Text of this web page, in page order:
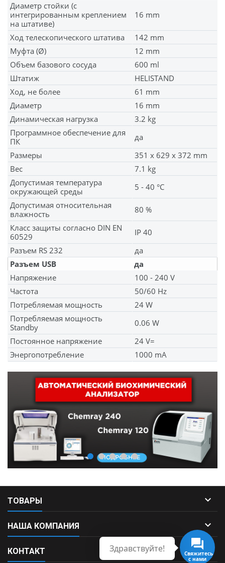
Диаметр стойки (с
интегрированным креплением
на штативе)
16 mm
Ход телескопического штатива
142 mm
Муфта (Ø)
12 mm
Объем базового сосуда
600 ml
Штатиж
HELISTAND
Ход, не более
61 mm
Диаметр
16 mm
Динамическая нагрузка
3.2 kg
Программное обеспечение для
ПК
да
Размеры
351 x 629 x 372 mm
Вес
7.1 kg
Допустимая температура
окружающей среды
5 - 40 °C
Допустимая относительная
влажность
80 %
Класс защиты согласно DIN EN
60529
IP 40
Разъем RS 232
да
Разъем USB
да
Напряжение
100 - 240 V
Частота
50/60 Hz
Потребляемая мощность
24 W
Потребляемая мощность
Standby
0.06 W
Постоянное напряжение
24 V=
Энергопотребление
1000 mA
ТОВАРЫ 
НАША КОМПАНИЯ 
КОНТАКТ 
Свяжитесь
с нами
Здравствуйте!